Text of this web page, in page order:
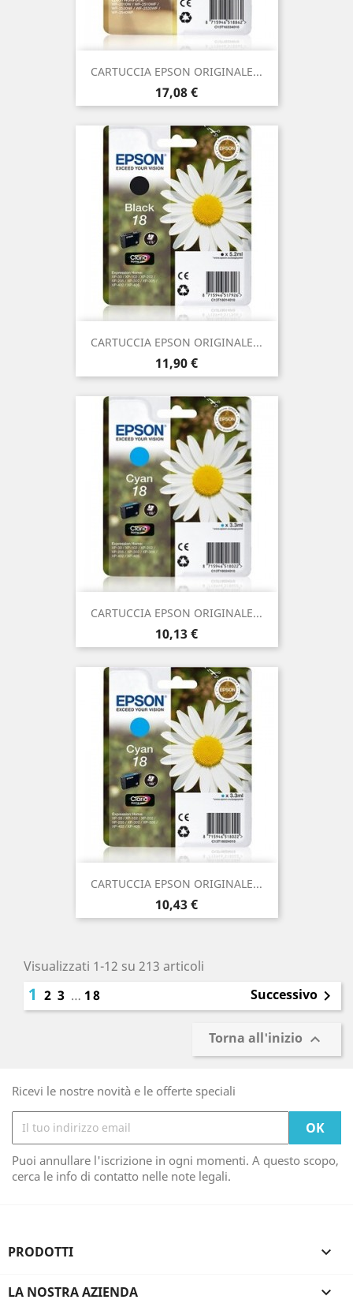
CARTUCCIA EPSON ORIGINALE...
Prezzo
17,08 €
CARTUCCIA EPSON ORIGINALE...
Prezzo
11,90 €
CARTUCCIA EPSON ORIGINALE...
Prezzo
10,13 €
CARTUCCIA EPSON ORIGINALE...
Prezzo
10,43 €
Visualizzati 1-12 su 213 articoli
1 2 3 … 18 Successivo 
Torna all'inizio 
Ricevi le nostre novità e le offerte speciali
Puoi annullare l'iscrizione in ogni momenti. A questo scopo,
cerca le info di contatto nelle note legali.
PRODOTTI 
LA NOSTRA AZIENDA 